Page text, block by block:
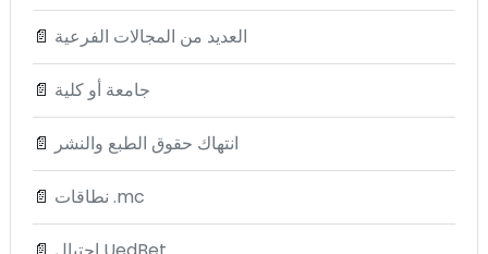
📄 العديد من المجالات الفرعية
📄 جامعة أو كلية
📄 انتهاك حقوق الطبع والنشر
📄 نطاقات .mc